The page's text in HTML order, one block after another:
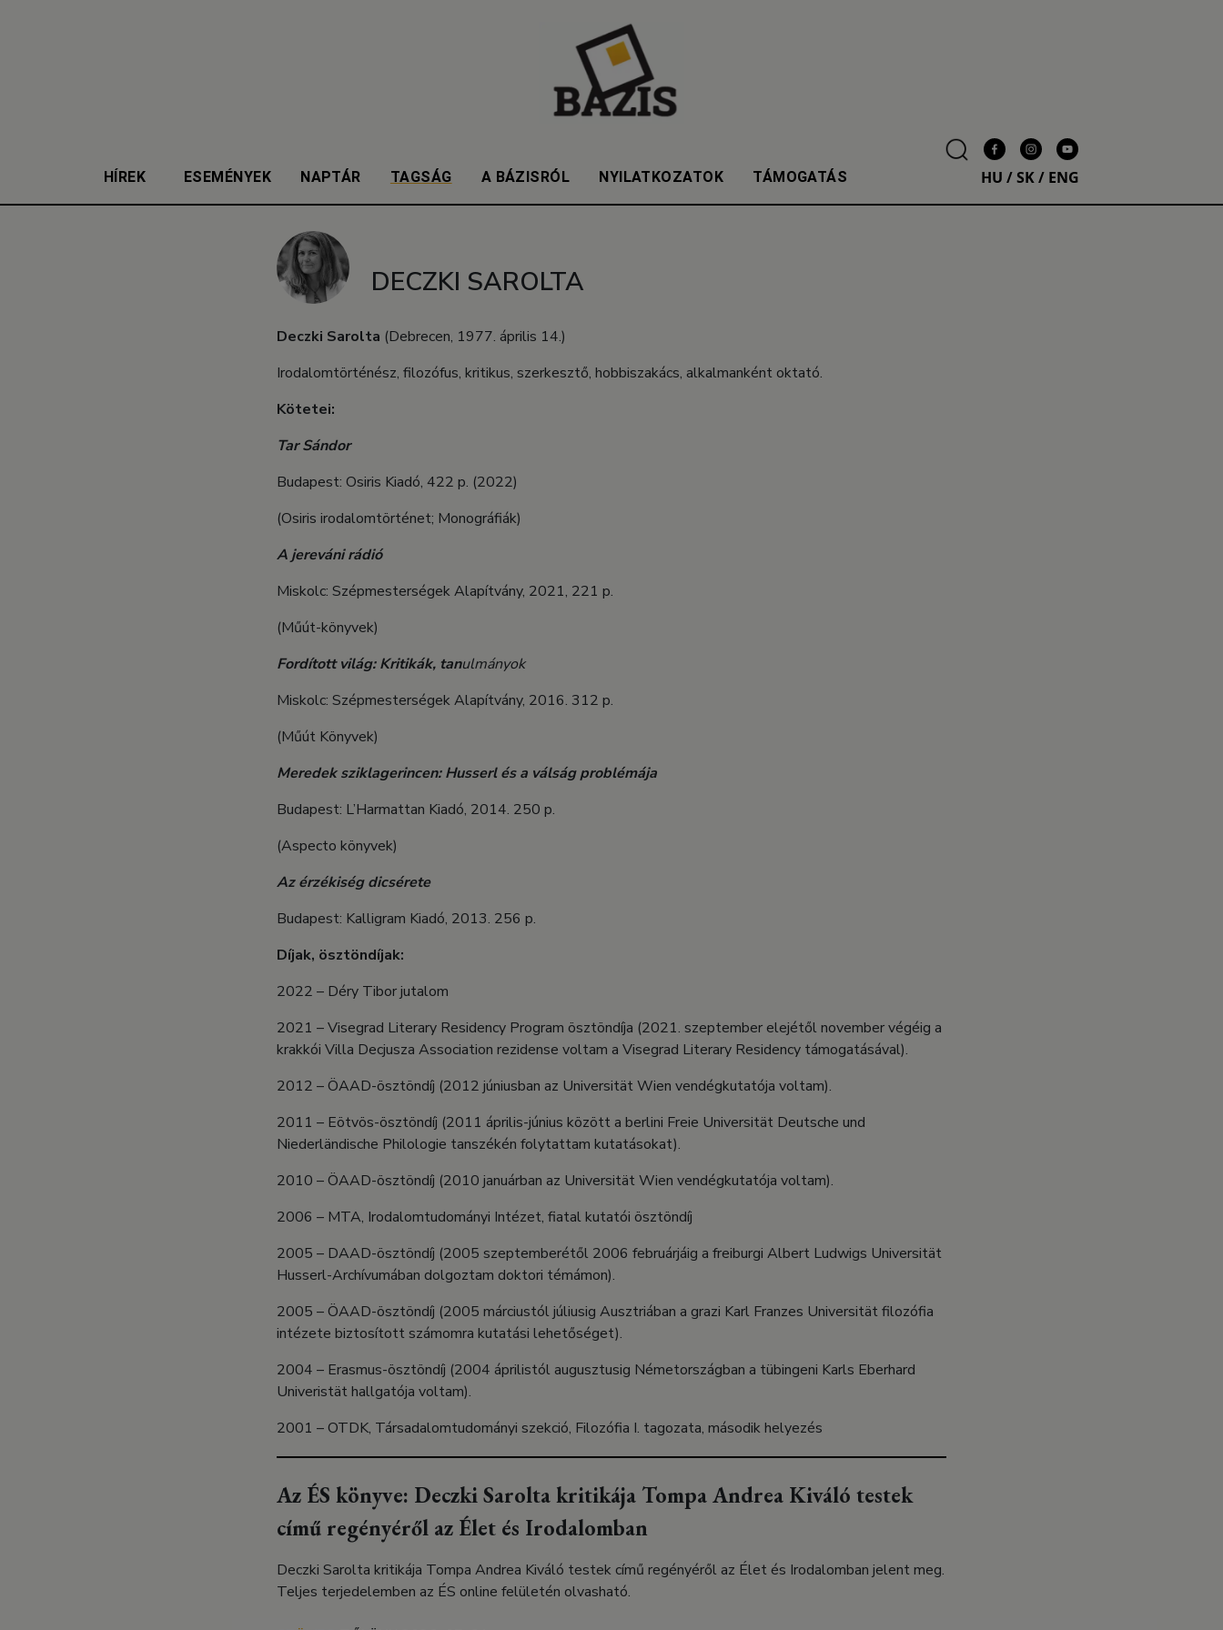
HÍREK ESEMÉNYEK NAPTÁR TAGSÁG A BÁZISRÓL NYILATKOZATOK TÁMOGATÁS HU /SK/ ENG
DECZKI SAROLTA
Deczki Sarolta (Debrecen, 1977. április 14.)
Irodalomtörténész, filozófus, kritikus, szerkesztő, hobbiszakács, alkalmanként oktató.
Kötetei:
Tar Sándor
Budapest: Osiris Kiadó, 422 p. (2022)
(Osiris irodalomtörténet; Monográfiák)
A jereváni rádió
Miskolc: Szépmesterségek Alapítvány, 2021, 221 p.
(Műút-könyvek)
Fordított világ: Kritikák, tanulmányok
Miskolc: Szépmesterségek Alapítvány, 2016. 312 p.
(Műút Könyvek)
Meredek sziklagerincen: Husserl és a válság problémája
Budapest: L’Harmattan Kiadó, 2014. 250 p.
(Aspecto könyvek)
Az érzékiség dicsérete
Budapest: Kalligram Kiadó, 2013. 256 p.
Díjak, ösztöndíjak:
2022 – Déry Tibor jutalom
2021 – Visegrad Literary Residency Program ösztöndíja (2021. szeptember elejétől november végéig a
krakkói Villa Decjusza Association rezidense voltam a Visegrad Literary Residency támogatásával).
2012 – ÖAAD-ösztöndíj (2012 júniusban az Universität Wien vendégkutatója voltam).
2011 – Eötvös-ösztöndíj (2011 április-június között a berlini Freie Universität Deutsche und
Niederländische Philologie tanszékén folytattam kutatásokat).
2010 – ÖAAD-ösztöndíj (2010 januárban az Universität Wien vendégkutatója voltam).
2006 – MTA, Irodalomtudományi Intézet, fiatal kutatói ösztöndíj
2005 – DAAD-ösztöndíj (2005 szeptemberétől 2006 februárjáig a freiburgi Albert Ludwigs Universität
Husserl-Archívumában dolgoztam doktori témámon).
2005 – ÖAAD-ösztöndíj (2005 márciustól júliusig Ausztriában a grazi Karl Franzes Universität filozófia
intézete biztosított számomra kutatási lehetőséget).
2004 – Erasmus-ösztöndíj (2004 áprilistól augusztusig Németországban a tübingeni Karls Eberhard
Univeristät hallgatója voltam).
2001 – OTDK, Társadalomtudományi szekció, Filozófia I. tagozata, második helyezés
Az ÉS könyve: Deczki Sarolta kritikája Tompa Andrea Kiváló testek
című regényéről az Élet és Irodalomban
Deczki Sarolta kritikája Tompa Andrea Kiváló testek című regényéről az Élet és Irodalomban jelent meg.
Teljes terjedelemben az ÉS online felületén olvasható.